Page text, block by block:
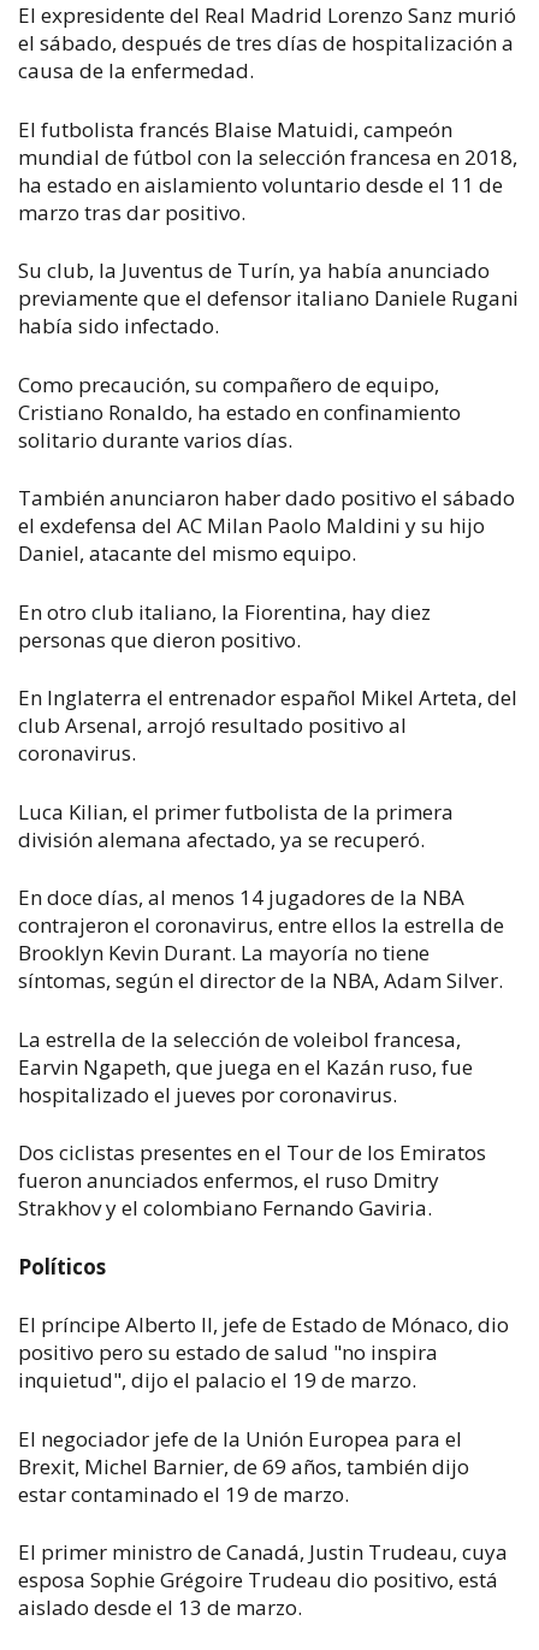
El expresidente del Real Madrid Lorenzo Sanz murió
el sábado, después de tres días de hospitalización a
causa de la enfermedad.
El futbolista francés Blaise Matuidi, campeón
mundial de fútbol con la selección francesa en 2018,
ha estado en aislamiento voluntario desde el 11 de
marzo tras dar positivo.
Su club, la Juventus de Turín, ya había anunciado
previamente que el defensor italiano Daniele Rugani
había sido infectado.
Como precaución, su compañero de equipo,
Cristiano Ronaldo, ha estado en confinamiento
solitario durante varios días.
También anunciaron haber dado positivo el sábado
el exdefensa del AC Milan Paolo Maldini y su hijo
Daniel, atacante del mismo equipo.
En otro club italiano, la Fiorentina, hay diez
personas que dieron positivo.
En Inglaterra el entrenador español Mikel Arteta, del
club Arsenal, arrojó resultado positivo al
coronavirus.
Luca Kilian, el primer futbolista de la primera
división alemana afectado, ya se recuperó.
En doce días, al menos 14 jugadores de la NBA
contrajeron el coronavirus, entre ellos la estrella de
Brooklyn Kevin Durant. La mayoría no tiene
síntomas, según el director de la NBA, Adam Silver.
La estrella de la selección de voleibol francesa,
Earvin Ngapeth, que juega en el Kazán ruso, fue
hospitalizado el jueves por coronavirus.
Dos ciclistas presentes en el Tour de los Emiratos
fueron anunciados enfermos, el ruso Dmitry
Strakhov y el colombiano Fernando Gaviria.
Políticos
El príncipe Alberto II, jefe de Estado de Mónaco, dio
positivo pero su estado de salud "no inspira
inquietud", dijo el palacio el 19 de marzo.
El negociador jefe de la Unión Europea para el
Brexit, Michel Barnier, de 69 años, también dijo
estar contaminado el 19 de marzo.
El primer ministro de Canadá, Justin Trudeau, cuya
esposa Sophie Grégoire Trudeau dio positivo, está
aislado desde el 13 de marzo.